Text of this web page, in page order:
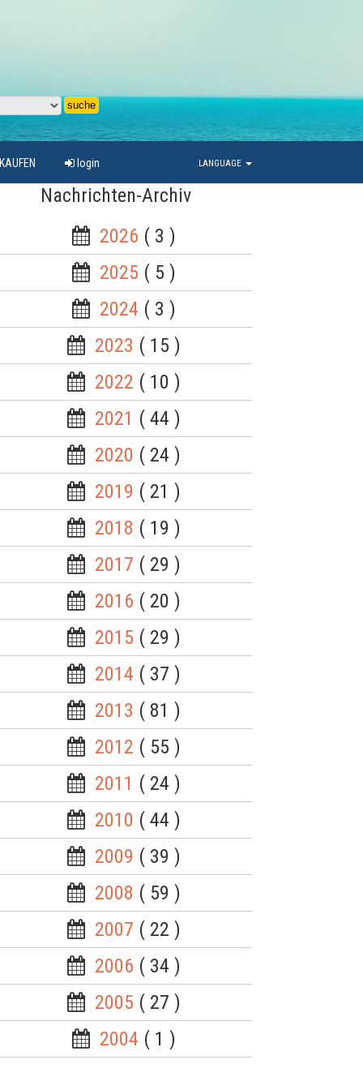
LANGUAGE
login
Nachrichten-Archiv
2026 ( 3 )
2025 ( 5 )
2024 ( 3 )
2023 ( 15 )
2022 ( 10 )
2021 ( 44 )
2020 ( 24 )
2019 ( 21 )
2018 ( 19 )
2017 ( 29 )
2016 ( 20 )
2015 ( 29 )
2014 ( 37 )
2013 ( 81 )
2012 ( 55 )
2011 ( 24 )
2010 ( 44 )
2009 ( 39 )
2008 ( 59 )
2007 ( 22 )
2006 ( 34 )
2005 ( 27 )
2004 ( 1 )